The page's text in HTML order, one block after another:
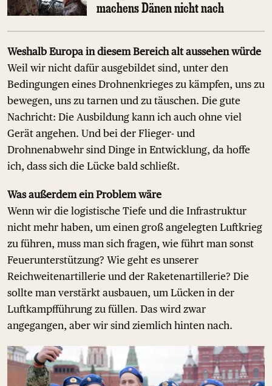
machens Dänen nicht nach
Weshalb Europa in diesem Bereich alt aussehen würde
Weil wir nicht dafür ausgebildet sind, unter den
Bedingungen eines Drohnenkrieges zu kämpfen, uns zu
bewegen, uns zu tarnen und zu täuschen. Die gute
Nachricht: Die Ausbildung kann ich auch ohne viel
Gerät angehen. Und bei der Flieger- und
Drohnenabwehr sind Dinge in Entwicklung, da hoffe
ich, dass sich die Lücke bald schließt.
Was außerdem ein Problem wäre
Wenn wir die logistische Tiefe und die Infrastruktur
nicht mehr haben, um einen groß angelegten Luftkrieg
zu führen, muss man sich fragen, wie führt man sonst
Feuerunterstützung? Wie geht es unserer
Reichweitenartillerie und der Raketenartillerie? Die
sollte man verstärkt ausbauen, um Lücken in der
Luftkampfführung zu füllen. Das wird zwar
angegangen, aber wir sind ziemlich hinten nach.